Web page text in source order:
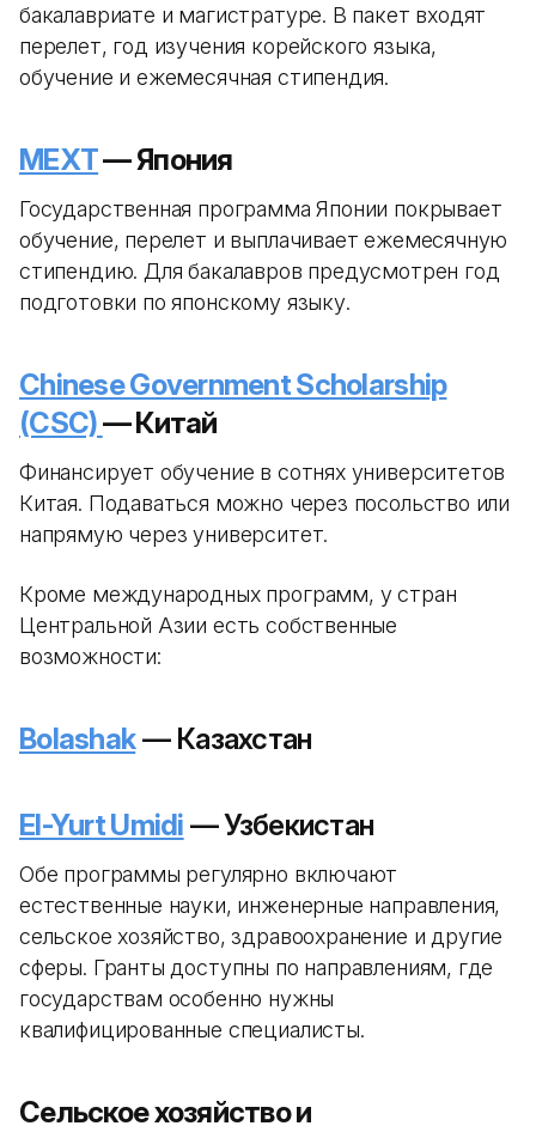
бакалавриате и магистратуре. В пакет входят
перелет, год изучения корейского языка,
обучение и ежемесячная стипендия.
MEXT— Япония
Государственная программа Японии покрывает
обучение, перелет и выплачивает ежемесячную
стипендию. Для бакалавров предусмотрен год
подготовки по японскому языку.
Chinese Government Scholarship
(CSC)— Китай
Финансирует обучение в сотнях университетов
Китая. Подаваться можно через посольство или
напрямую через университет.
Кроме международных программ, у стран
Центральной Азии есть собственные
возможности:
Bolashak— Казахстан
El-Yurt Umidi — Узбекистан
Обе программы регулярно включают
естественные науки, инженерные направления,
сельское хозяйство, здравоохранение и другие
сферы. Гранты доступны по направлениям, где
государствам особенно нужны
квалифицированные специалисты.
Сельское хозяйство и